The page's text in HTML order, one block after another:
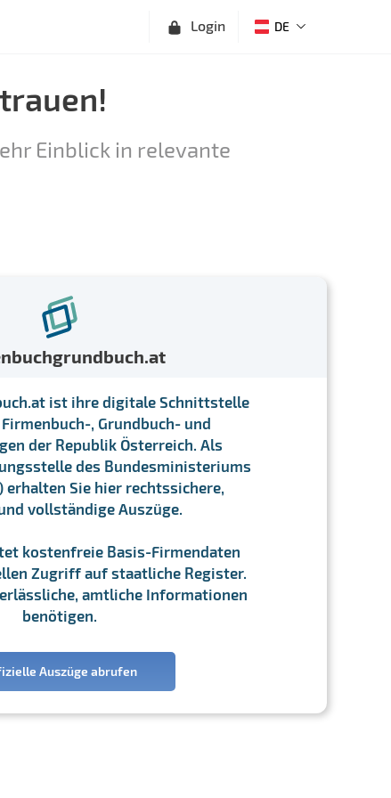
Login DE
Einblick in relevante
ist ihre digitale Schnittstelle
, Grundbuch- und
der Republik Österreich. Als
des Bundesministeriums
erhalten Sie hier rechtssichere,
vollständige Auszüge.
kostenfreie Basis-Firmendaten
Zugriff auf staatliche Register.
amtliche Informationen
benötigen.
Auszüge abrufen